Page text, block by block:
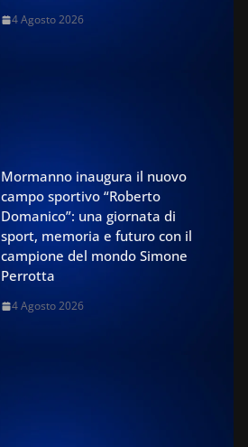
4 Agosto 2026
Mormanno inaugura il nuovo
campo sportivo “Roberto
Domanico”: una giornata di
sport, memoria e futuro con il
campione del mondo Simone
Perrotta
4 Agosto 2026